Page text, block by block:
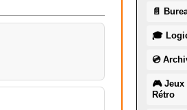
📄
🎓
💿
🎮 Jeux
Rétro